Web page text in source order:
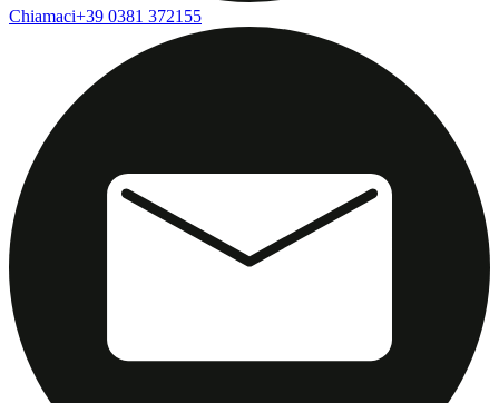
Chiamaci+39 0381 372155